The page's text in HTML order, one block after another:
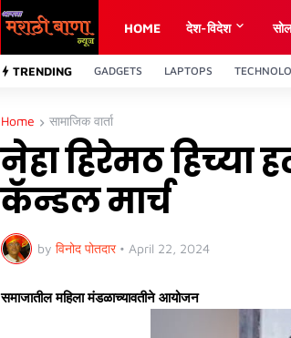
HOME देश-विदेश
TRENDING GADGETS LAPTOPS
Home सामाजिक वार्ता
नेहा हिरेमठ हिच्या
कॅन्डल मार्च
by विनोद पोतदार • April 22, 2024
समाजातील महिला मंडळाच्यावतीने आयोजन